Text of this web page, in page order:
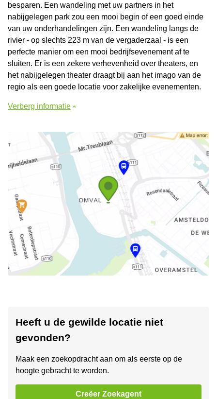
besparen. Een wandeling met uw partners in het
nabijgelegen park zou een mooi begin of een goed einde
van uw onderhandelingen zijn. Een wandeling langs de
rivier - op slechts 223 m van de vergaderzaal - is een
perfecte manier om een mooi bedrijfsevenement af te
sluiten. Er is een zekere verhevenheid over theaters, en
het nabijgelegen theater draagt bij aan het imago van de
regio als een goede locatie voor zakelijke evenementen.
Verberg informatie
Heeft u de gewilde locatie niet
gevonden?
Maak een zoekopdracht aan om als eerste op de
hoogte gebracht te worden.
Creëer Zoekagent